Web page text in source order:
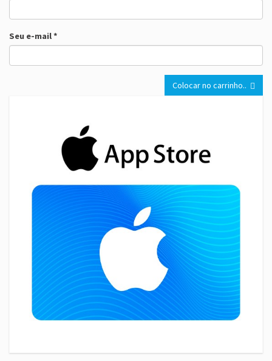
Seu e-mail *
Colocar no carrinho..